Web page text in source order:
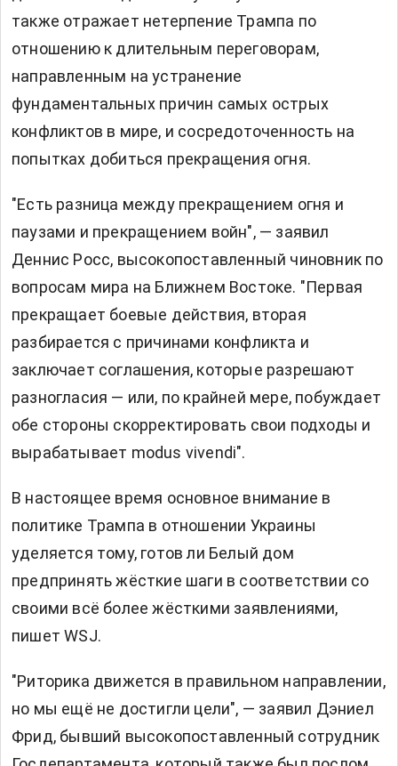
также отражает нетерпение Трампа по
отношению к длительным переговорам,
направленным на устранение
фундаментальных причин самых острых
конфликтов в мире, и сосредоточенность на
попытках добиться прекращения огня.
"Есть разница между прекращением огня и
паузами и прекращением войн", — заявил
Деннис Росс, высокопоставленный чиновник по
вопросам мира на Ближнем Востоке. "Первая
прекращает боевые действия, вторая
разбирается с причинами конфликта и
заключает соглашения, которые разрешают
разногласия — или, по крайней мере, побуждает
обе стороны скорректировать свои подходы и
вырабатывает modus vivendi".
В настоящее время основное внимание в
политике Трампа в отношении Украины
уделяется тому, готов ли Белый дом
предпринять жёсткие шаги в соответствии со
своими всё более жёсткими заявлениями,
пишет WSJ.
"Риторика движется в правильном направлении,
но мы ещё не достигли цели", — заявил Дэниел
Фрид, бывший высокопоставленный сотрудник